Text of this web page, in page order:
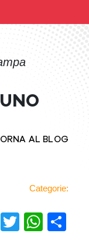
AL BLOG
Categorie:
Facebook
Twitter